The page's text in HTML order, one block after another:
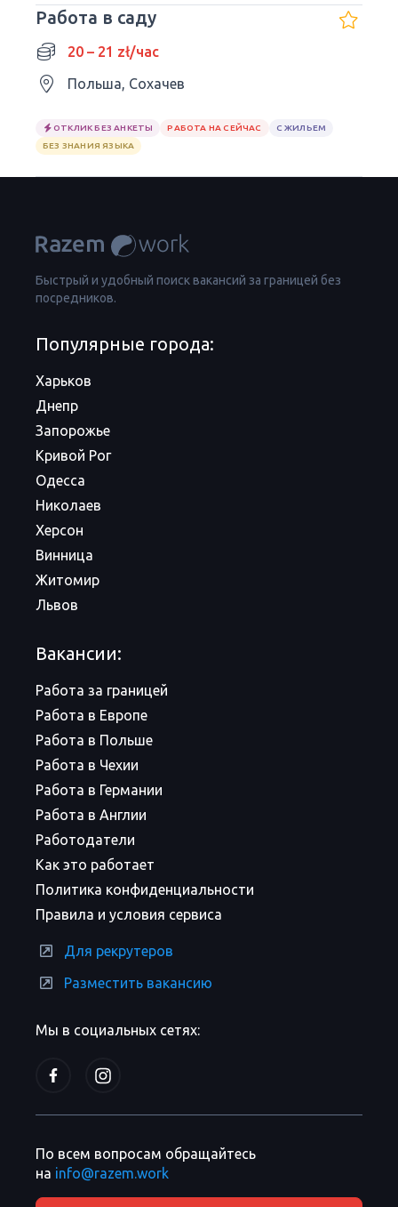
Работа в саду
20 – 21 zł/час
Польша, Сохачев
ОТКЛИК БЕЗ АНКЕТЫ РАБОТА НА СЕЙЧАС
С ЖИЛЬЕМ
БЕЗ ЗНАНИЯ ЯЗЫКА
Быстрый и удобный поиск вакансий за границей без
посредников.
Мы в социальных сетях:
Популярные города:
Харьков
Днепр
Запорожье
Кривой Рог
Одесса
Николаев
Херсон
Винница
Житомир
Львов
Вакансии:
Работа за границей
Работа в Европе
Работа в Польше
Работа в Чехии
Работа в Германии
Работа в Англии
Работодатели
Как это работает
Политика конфиденциальности
Правила и условия сервиса
Для рекрутеров
Разместить вакансию
По всем вопросам обращайтесь
на info@razem.work